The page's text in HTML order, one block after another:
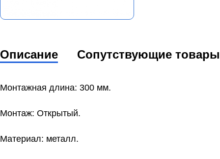
Описание Сопутствующие товары
Монтажная длина: 300 мм.
Монтаж: Открытый.
Материал: металл.